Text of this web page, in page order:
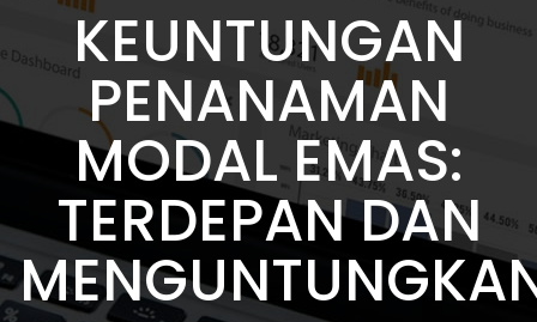
KEUNTUNGAN
PENANAMAN
MODAL EMAS:
TERDEPAN DAN